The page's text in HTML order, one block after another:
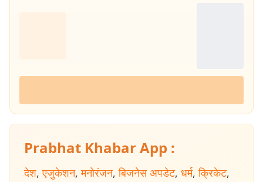
Prabhat Khabar App :
देश, एजुकेशन, मनोरंजन, बिजनेस अपडेट, धर्म, क्रिकेट,